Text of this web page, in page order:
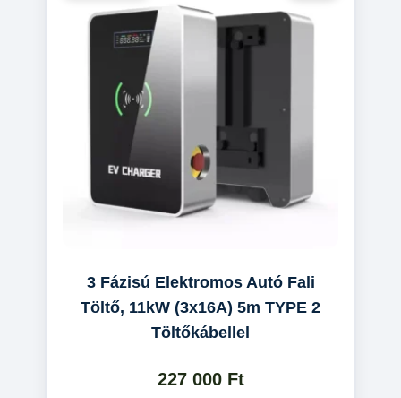
3 Fázisú Elektromos Autó Fali
Töltő, 11kW (3x16A) 5m TYPE 2
Töltőkábellel
227 000 Ft